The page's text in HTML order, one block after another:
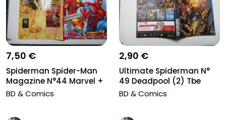
7,50 €
Spiderman Spider-Man
Magazine N°44 Marvel +
Poster...
BD & Comics
2,90 €
Ultimate Spiderman N°
49 Deadpool (2) Tbe
BD & Comics